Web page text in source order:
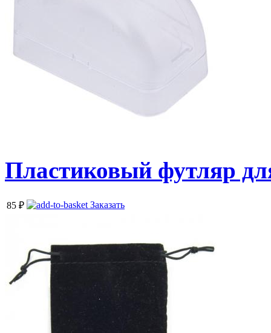
Пластиковый футляр
85 ₽ Заказать